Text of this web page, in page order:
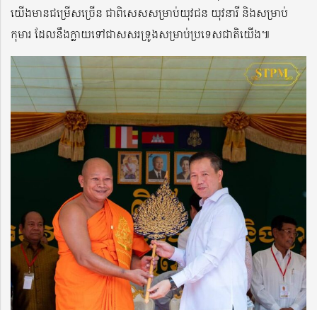
យើងមានជម្រើសច្រើន ជាពិសេសសម្រាប់យុវជន យុវនារី និងសម្រាប់
កុមារ ដែលនឹងក្លាយទៅជាសសរទ្រូងសម្រាប់ប្រទេសជាតិយើង៕